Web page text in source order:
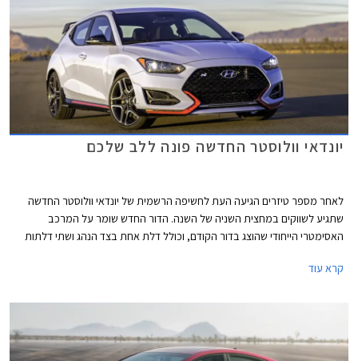
יונדאי וולוסטר החדשה פונה ללב שלכם
לאחר מספר טיזרים הגיעה העת לחשיפה הרשמית של יונדאי וולוסטר החדשה
שתגיע לשווקים במחצית השניה של השנה. הדור החדש שומר על המרכב
האסימטרי הייחודי שהוצג בדור הקודם, וכולל דלת אחת בצד הנהג ושתי דלתות
טובה מצד שני. העיצוב מיישר קו עם דגמי יונדאי החדשים וכולל גריל קדמי ענק,
ההיצע ניצבת יונדאי וולוסטר N הספורטיבית שבילתה שעות נוספות על מסלול
הנורבורגרינג והשחיזה ציפורניים לקראת ההשקה.
קרא עוד